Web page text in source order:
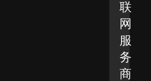
联
网
服
务
商